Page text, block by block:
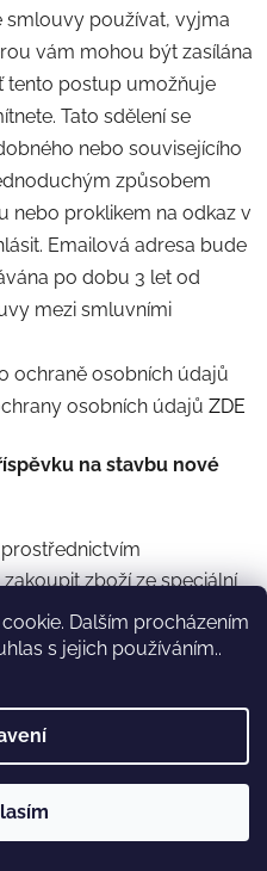
Dalším procházením
s jejich používáním..
smlouvy používat, vyjma
vám mohou být zasílána
tento postup umožňuje
Tato sdělení se
nebo souvisejícího
způsobem
nebo proklikem na odkaz v
Emailová adresa bude
po dobu 3 let od
mezi smluvními
ochraně osobních údajů
osobních údajů ZDE
na stavbu nové
zboží ze speciální
“ (dále jen
tohoto zboží
na realizaci záměru
Mír (dále jen „Záměr“).
se řídí obchodními
v tomto odstavci speciálně